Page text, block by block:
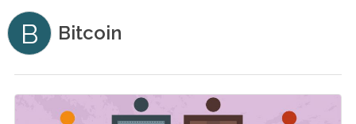
B Bitcoin